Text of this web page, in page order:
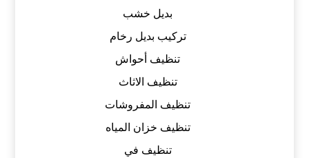
بديل خشب
تركيب بديل رخام
تنظيف أحواش
تنظيف الاثاث
تنظيف المفروشات
تنظيف خزان المياه
تنظيف في